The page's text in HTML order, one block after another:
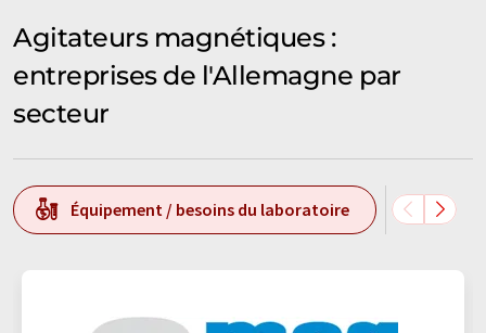
Agitateurs magnétiques :
entreprises de l'Allemagne par
secteur
Équipement / besoins du laboratoire